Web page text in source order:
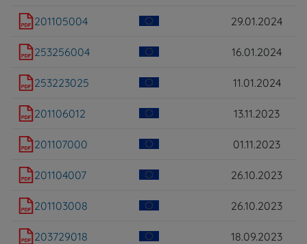
201105004 29.01.2024
253256004 16.01.2024
253223025 11.01.2024
201106012 13.11.2023
201107000 01.11.2023
201104007 26.10.2023
201103008 26.10.2023
203729018 18.09.2023